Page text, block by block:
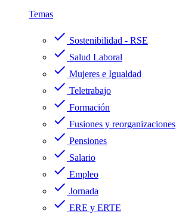
Temas
check Sostenibilidad - RSE
check Salud Laboral
check Mujeres e Igualdad
check Teletrabajo
check Formación
check Fusiones y reorganizaciones
check Pensiones
check Salario
check Empleo
check Jornada
check ERE y ERTE